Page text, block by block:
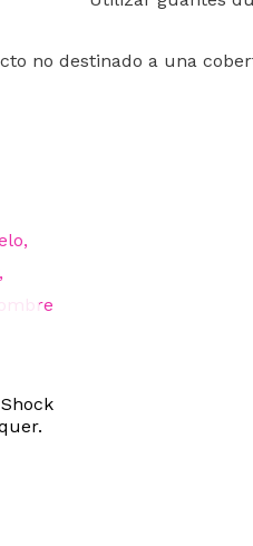
no destinado a una